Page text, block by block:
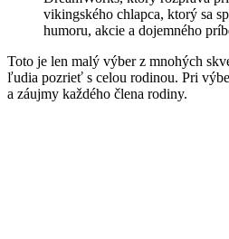
vikingského chlapca, ktorý sa
humoru, akcie a dojemného
Toto je len malý výber z mnohých
ľudia pozrieť s celou rodinou. Pri
a záujmy každého člena rodiny.